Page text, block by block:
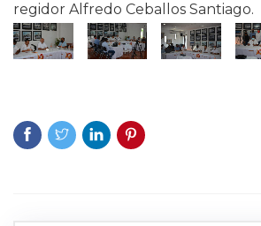
regidor Alfredo Ceballos Santiago.